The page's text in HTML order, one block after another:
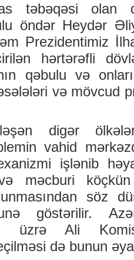
təbəqəsi olan
öndər Heydər
Prezidentimiz
hərtərəfli
qəbulu və
və mövcud
digər
vahid
işlənib
məcburi
söz
göstərilir.
üzrə Ali
də bunun